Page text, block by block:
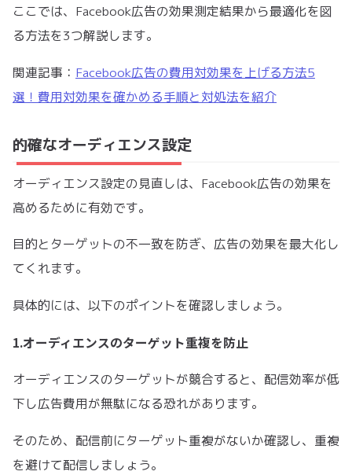
ここでは、Facebook広告の効果測定結果から最適化を図
る方法を3つ解説します。
関連記事： Facebook広告の費用対効果を上げる方法5
選！費用対効果を確かめる手順と対処法を紹介
的確なオーディエンス設定
オーディエンス設定の見直しは、Facebook広告の効果を
高めるために有効です。
目的とターゲットの不一致を防ぎ、広告の効果を最大化し
てくれます。
具体的には、以下のポイントを確認しましょう。
1.オーディエンスのターゲット重複を防止
オーディエンスのターゲットが競合すると、配信効率が低
下し広告費用が無駄になる恐れがあります。
そのため、配信前にターゲット重複がないか確認し、重複
を避けて配信しましょう。